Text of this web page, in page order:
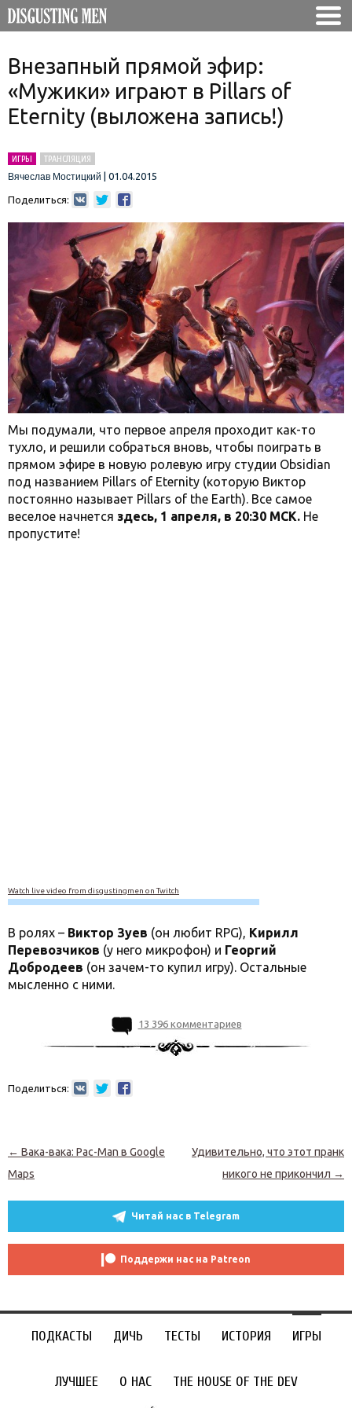
Внезапный прямой эфир:
«Мужики» играют в Pillars of
Eternity (выложена запись!)
ИГРЫ
ТРАНСЛЯЦИЯ
Вячеслав Мостицкий
01.04.2015
Поделиться:
Мы подумали, что первое апреля проходит как-то
тухло, и решили собраться вновь, чтобы поиграть в
прямом эфире в новую ролевую игру студии Obsidian
под названием Pillars of Eternity (которую Виктор
постоянно называет Pillars of the Earth). Все самое
веселое начнется здесь, 1 апреля, в 20:30 МСК. Не
пропустите!
Watch live video from disgustingmen on Twitch
В ролях – Виктор Зуев (он любит RPG), Кирилл
Перевозчиков (у него микрофон) и Георгий
Добродеев (он зачем-то купил игру). Остальные
мысленно с ними.
13 396 комментариев
Поделиться:
Навигация по записям
← Вака-вака: Pac-Man в Google
Maps
Удивительно, что этот пранк
никого не прикончил →
Читай нас в Telegram
Поддержи нас на Patreon
ПОДКАСТЫ ДИЧЬ ТЕСТЫ ИСТОРИЯ ИГРЫ
ЛУЧШЕЕ О НАС THE HOUSE OF THE DEV